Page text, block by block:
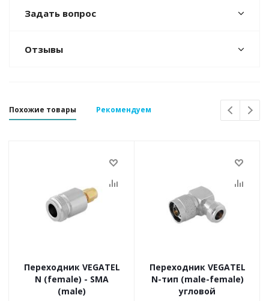
Задать вопрос
Отзывы
Похожие товары Рекомендуем
Переходник VEGATEL
N (female) - SMA
(male)
Переходник VEGATEL
N-тип (male-female)
угловой